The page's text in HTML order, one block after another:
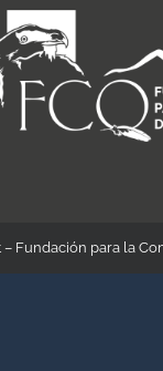
Fundación para la